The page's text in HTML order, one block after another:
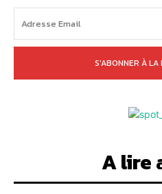
S'ABONNER À LA
A lire